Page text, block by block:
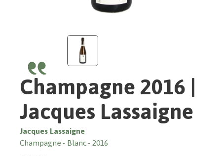
Champagne 2016 |
Jacques Lassaigne
Jacques Lassaigne
Champagne Blanc 2016